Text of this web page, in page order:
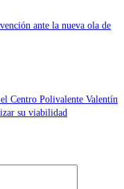
ante la nueva ola de
Centro Polivalente Valentín
su viabilidad